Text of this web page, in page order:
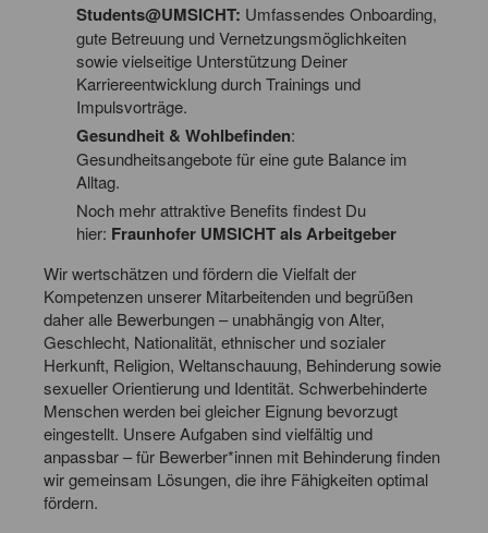
Students@UMSICHT: Umfassendes Onboarding,
gute Betreuung und Vernetzungsmöglichkeiten
sowie vielseitige Unterstützung Deiner
Karriereentwicklung durch Trainings und
Impulsvorträge.
Gesundheit & Wohlbefinden:
Gesundheitsangebote für eine gute Balance im
Alltag.
Noch mehr attraktive Benefits findest Du
hier: Fraunhofer UMSICHT als Arbeitgeber
Wir wertschätzen und fördern die Vielfalt der
Kompetenzen unserer Mitarbeitenden und begrüßen
daher alle Bewerbungen – unabhängig von Alter,
Geschlecht, Nationalität, ethnischer und sozialer
Herkunft, Religion, Weltanschauung, Behinderung sowie
sexueller Orientierung und Identität. Schwerbehinderte
Menschen werden bei gleicher Eignung bevorzugt
eingestellt. Unsere Aufgaben sind vielfältig und
anpassbar – für Bewerber*innen mit Behinderung finden
wir gemeinsam Lösungen, die ihre Fähigkeiten optimal
fördern.